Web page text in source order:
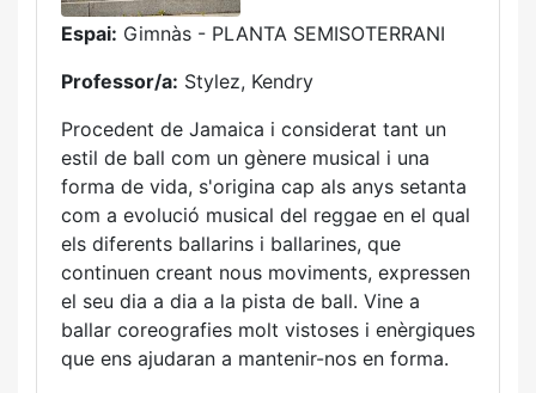
Espai: Gimnàs - PLANTA SEMISOTERRANI
Professor/a: Stylez, Kendry
Procedent de Jamaica i considerat tant un
estil de ball com un gènere musical i una
forma de vida, s'origina cap als anys setanta
com a evolució musical del reggae en el qual
els diferents ballarins i ballarines, que
continuen creant nous moviments, expressen
el seu dia a dia a la pista de ball. Vine a
ballar coreografies molt vistoses i enèrgiques
que ens ajudaran a mantenir-nos en forma.